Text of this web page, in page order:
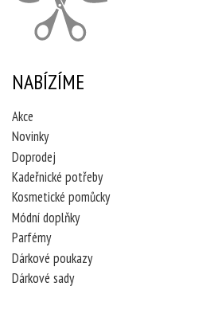
NABÍZÍME
Akce
Novinky
Doprodej
Kadeřnické potřeby
Kosmetické pomůcky
Módní doplňky
Parfémy
Dárkové poukazy
Dárkové sady